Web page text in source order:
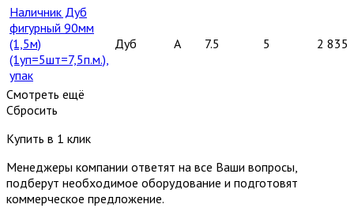
Наличник Дуб
фигурный 90мм
(1,5м)
(1уп=5шт=7,5п.м.),
упак
Дуб A 7.5 5 2 835
Смотреть ещё
Сбросить
Купить в 1 клик
Менеджеры компании ответят на все Ваши вопросы,
подберут необходимое оборудование и подготовят
коммерческое предложение.